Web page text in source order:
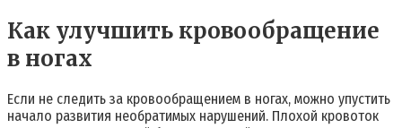
Как улучшить кровообращение
в ногах
Если не следить за кровообращением в ногах, можно упустить
начало развития необратимых нарушений. Плохой кровоток